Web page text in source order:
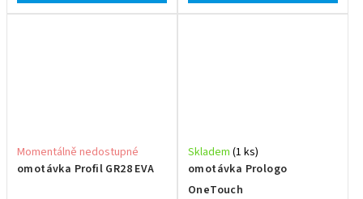
omotávka Profil GR28 EVA
Momentálně nedostupné
omotávka Prologo
OneTouch
Skladem (1 ks)